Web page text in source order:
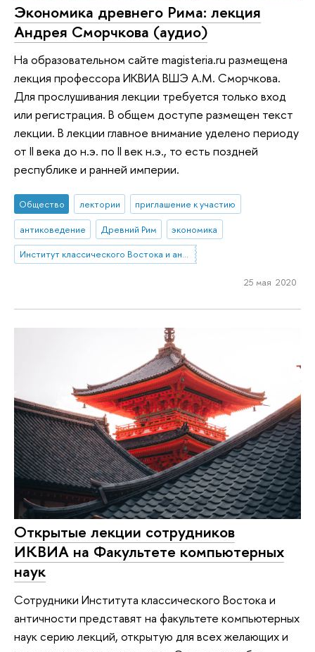
Экономика древнего Рима: лекция
Андрея Сморчкова (аудио)
На образовательном сайте magisteria.ru размещена
лекция профессора ИКВИА ВШЭ А.М. Сморчкова.
Для прослушивания лекции требуется только вход
или регистрация. В общем доступе размещен текст
лекции. В лекции главное внимание уделено периоду
от II века до н.э. по II век н.э., то есть поздней
республике и ранней империи.
Общество лектории
приглашение к участию
антиковедение
Древний Рим
экономика
Институт классического Востока и античности
25 мая 2020
Открытые лекции сотрудников
ИКВИА на Факультете компьютерных
наук
Сотрудники Института классического Востока и
античности представят на факультете компьютерных
наук серию лекций, открытую для всех желающих и